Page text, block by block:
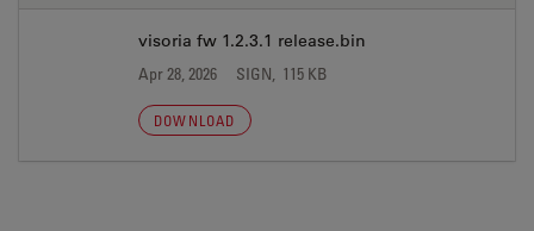
visoria fw 1.2.3.1 release.bin
Apr 28, 2026 SIGN, 115 KB
DOWNLOAD